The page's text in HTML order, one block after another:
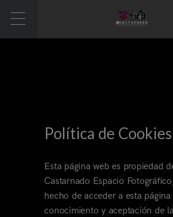
Política de Cookies
Esta página web es propiedad
Castarnado Espacio
hecho de acceder a esta
conocimiento y aceptación de